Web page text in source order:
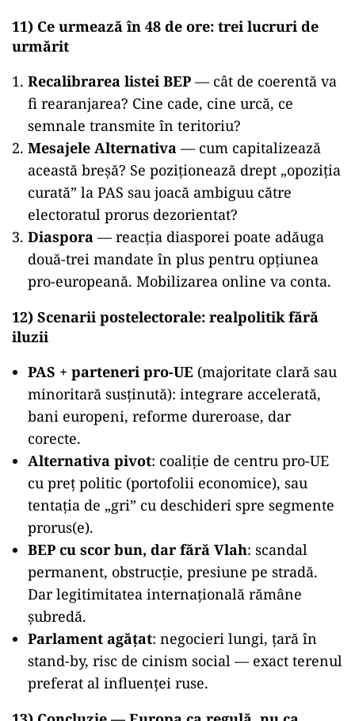
11) Ce urmează în 48 de ore: trei lucruri de
urmărit
Recalibrarea listei BEP — cât de coerentă va
fi rearanjarea? Cine cade, cine urcă, ce
semnale transmite în teritoriu?
Mesajele Alternativa — cum capitalizează
această breșă? Se poziționează drept „opoziția
curată” la PAS sau joacă ambiguu către
electoratul prorus dezorientat?
Diaspora — reacția diasporei poate adăuga
două-trei mandate în plus pentru opțiunea
pro-europeană. Mobilizarea online va conta.
12) Scenarii postelectorale: realpolitik fără
iluzii
PAS + parteneri pro-UE (majoritate clară sau
minoritară susținută): integrare accelerată,
bani europeni, reforme dureroase, dar
corecte.
Alternativa pivot: coaliție de centru pro-UE
cu preț politic (portofolii economice), sau
tentația de „gri” cu deschideri spre segmente
prorus(e).
BEP cu scor bun, dar fără Vlah: scandal
permanent, obstrucție, presiune pe stradă.
Dar legitimitatea internațională rămâne
șubredă.
Parlament agățat: negocieri lungi, țară în
stand-by, risc de cinism social — exact terenul
preferat al influenței ruse.